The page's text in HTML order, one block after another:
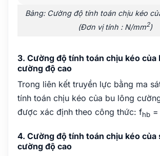
Bảng: Cường độ tính toán chịu kéo
(Đơn vị tính : N/mm2)
3. Cường độ tính toán chịu kéo của
cường độ cao
Trong liên kết truyền lực bằng ma
tính toán chịu kéo của bu lông
được xác định theo công thức: fhb
4. Cường độ tính toán chịu kéo của
cường độ cao